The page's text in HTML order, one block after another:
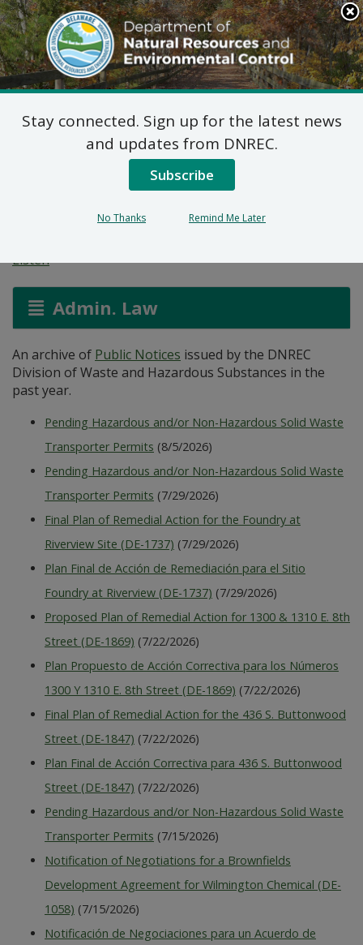
Search
This
Site
DNREC Menu
Waste and Hazardous
Substances Public
Notice Archive
Listen
Admin. Law
An archive of Public Notices issued by the DNREC
Division of Waste and Hazardous Substances in the
past year.
Pending Hazardous and/or Non-Hazardous Solid Waste
Transporter Permits (8/5/2026)
Pending Hazardous and/or Non-Hazardous Solid Waste
Transporter Permits (7/29/2026)
Final Plan of Remedial Action for the Foundry at
Riverview Site (DE-1737) (7/29/2026)
Plan Final de Acción de Remediación para el Sitio
Foundry at Riverview (DE-1737) (7/29/2026)
Proposed Plan of Remedial Action for 1300 & 1310 E. 8th
Street (DE-1869) (7/22/2026)
Plan Propuesto de Acción Correctiva para los Números
1300 Y 1310 E. 8th Street (DE-1869) (7/22/2026)
Final Plan of Remedial Action for the 436 S. Buttonwood
Street (DE-1847) (7/22/2026)
Plan Final de Acción Correctiva para 436 S. Buttonwood
Street (DE-1847) (7/22/2026)
Pending Hazardous and/or Non-Hazardous Solid Waste
Transporter Permits (7/15/2026)
Notification of Negotiations for a Brownfields
Development Agreement for Wilmington Chemical (DE-
1058) (7/15/2026)
Notificación de Negociaciones para un Acuerdo de
Stay connected. Sign up for the latest news
and updates from DNREC.
Subscribe
No Thanks Remind Me Later